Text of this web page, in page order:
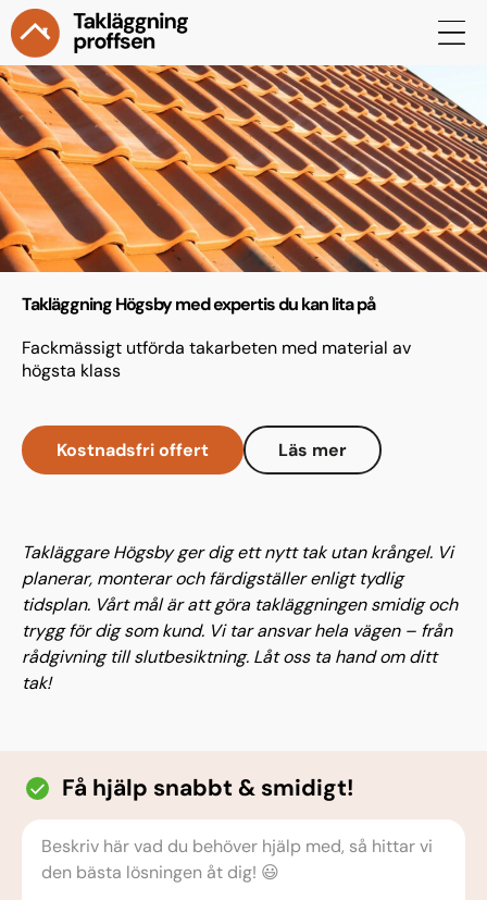
Takläggning Högsby med expertis du kan lita på
Fackmässigt utförda takarbeten med material av
högsta klass
Takläggare Högsby ger dig ett nytt tak utan krångel. Vi
planerar, monterar och färdigställer enligt tydlig
tidsplan. Vårt mål är att göra takläggningen smidig och
trygg för dig som kund. Vi tar ansvar hela vägen – från
rådgivning till slutbesiktning. Låt oss ta hand om ditt
tak!
Kostnadsfri offert Läs mer
Få hjälp snabbt & smidigt!